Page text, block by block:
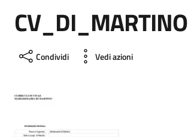
CV_DI_MARTINO
Condividi Vedi azioni